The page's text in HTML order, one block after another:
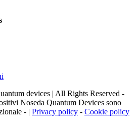
devices | All Rights Reserved -
Noseda Quantum Devices sono
- | Privacy policy - Cookie policy